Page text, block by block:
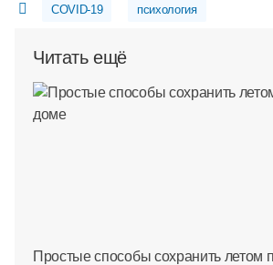
COVID-19 психология
Читать ещё
Простые способы сохранить летом